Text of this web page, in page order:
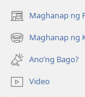
Maghanap ng
(may
bubukas
na
bagong
window)
Maghanap ng
(may
bubukas
na
bagong
window)
Ano’ng Bago?
Video